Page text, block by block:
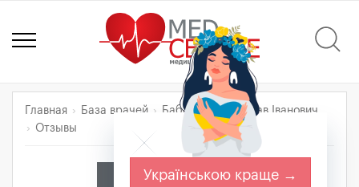
Главная База врачей
Бабенко Владислав Іванович
Отзывы
Українською краще →